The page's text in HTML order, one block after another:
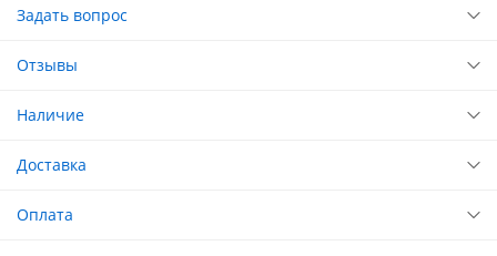
Задать вопрос
Отзывы
Наличие
Доставка
Оплата